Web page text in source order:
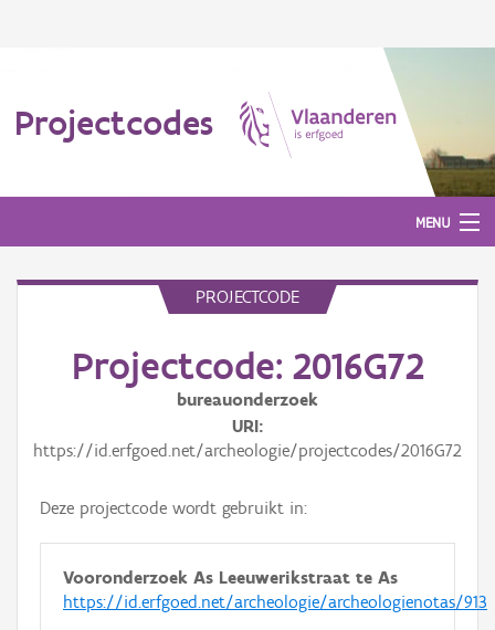
Projectcodes
MENU
PROJECTCODE
Projectcode: 2016G72
bureauonderzoek
URI
https://id.erfgoed.net/archeologie/projectcodes/2016G72
Deze projectcode wordt gebruikt in:
Vooronderzoek As Leeuwerikstraat te As
https://id.erfgoed.net/archeologie/archeologienotas/913